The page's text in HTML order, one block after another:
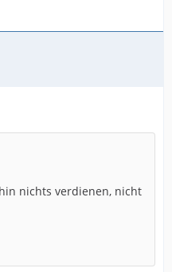
nichts verdienen, nicht